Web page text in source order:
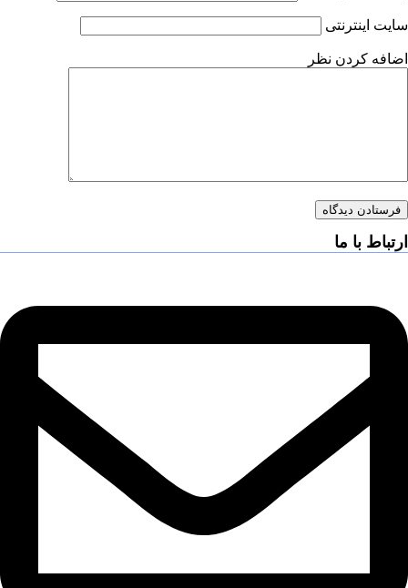
سایت اینترنتی
اضافه کردن نظر
فرستادن دیدگاه
ارتباط با ما